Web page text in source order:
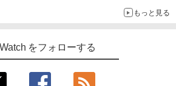
もっと見る
をフォローする